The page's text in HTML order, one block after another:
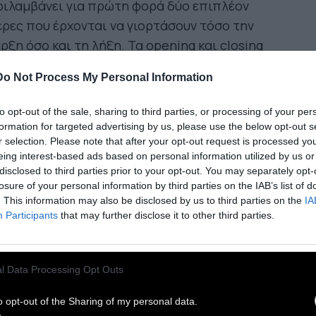
Not Process My Personal Information
opt-out of the sale, sharing to third parties, or processing of your
for targeted advertising by us, please use the below opt-out
selection. Please note that after your opt-out request is processed
interest-based ads based on personal information utilized by us
to third parties prior to your opt-out. You may separately
of your personal information by third parties on the IAB’s list of
This information may also be disclosed by us to third parties on the
Participants that may further disclose it to other third parties.
Data Processing Opt Outs
opt-out of the Sharing of my personal data.
για πρώτη φορά δύο επιπλέον
που έρχονται να γιορτάσουν τόσο την
όσο και τη λήξη. Τα opening και closing
Gazarte και έχουν εισιτήριο με
μέσω more.com. Όλες οι υπόλοιπες
για όλες τις υπόλοιπες ημέρες είναι
Κυριακή 26 Μαΐου στην κεντρική σκηνή της
ανεβαίνουν οι Meute, η εντεκάδα από
με τα χαρακτηριστικά κόκκινα σακάκια,
να κηρύξουν την έναρξη του 23ου Athens Jazz με
ευφάνταστη, ανατρεπτική και χορευτική jazz-
το ιδιαίτερο project του πιανίστα Κωστή